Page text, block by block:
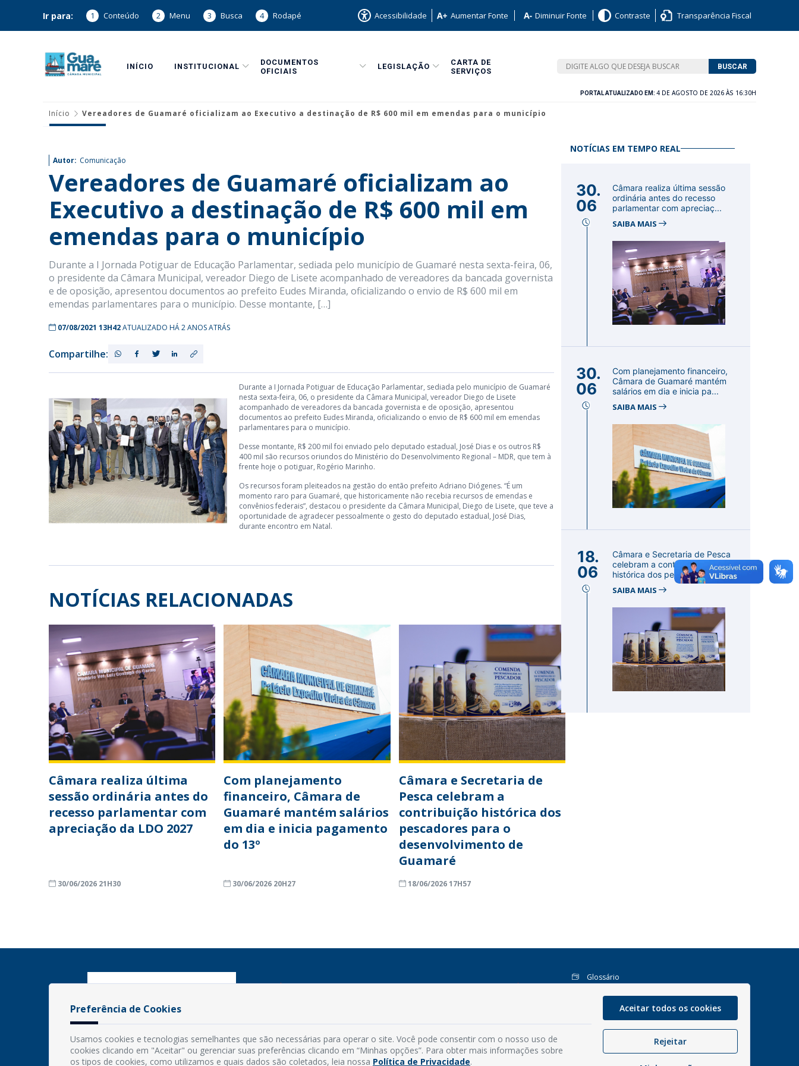
Ir para: 1 Conteúdo 2 Menu 3 Busca 4 Rodapé Acessibilidade Aumentar Fonte Diminuir Fonte Contraste Transparência Fiscal
INÍCIO INSTITUCIONAL
DOCUMENTOS
OFICIAIS
LEGISLAÇÃO
CARTA DE
SERVIÇOS
BUSCAR
PORTAL ATUALIZADO EM: 4 DE AGOSTO DE 2026 ÀS 16:30H
Início Vereadores de Guamaré oficializam ao Executivo a destinação de R$ 600 mil em emendas para o município
Autor: Comunicação
Vereadores de Guamaré oficializam ao
Executivo a destinação de R$ 600 mil em
emendas para o município
Durante a I Jornada Potiguar de Educação Parlamentar, sediada pelo município de Guamaré nesta sexta-feira, 06,
o presidente da Câmara Municipal, vereador Diego de Lisete acompanhado de vereadores da bancada governista
e de oposição, apresentou documentos ao prefeito Eudes Miranda, oficializando o envio de R$ 600 mil em
emendas parlamentares para o município. Desse montante, […]
07/08/2021 13H42ATUALIZADO HÁ 2 ANOS ATRÁS
Compartilhe:
Durante a I Jornada Potiguar de Educação Parlamentar, sediada pelo município de Guamaré
nesta sexta-feira, 06, o presidente da Câmara Municipal, vereador Diego de Lisete
acompanhado de vereadores da bancada governista e de oposição, apresentou
documentos ao prefeito Eudes Miranda, oficializando o envio de R$ 600 mil em emendas
parlamentares para o município.
Desse montante, R$ 200 mil foi enviado pelo deputado estadual, José Dias e os outros R$
400 mil são recursos oriundos do Ministério do Desenvolvimento Regional – MDR, que tem à
frente hoje o potiguar, Rogério Marinho.
Os recursos foram pleiteados na gestão do então prefeito Adriano Diógenes. “É um
momento raro para Guamaré, que historicamente não recebia recursos de emendas e
convênios federais”, destacou o presidente da Câmara Municipal, Diego de Lisete, que teve a
oportunidade de agradecer pessoalmente o gesto do deputado estadual, José Dias,
durante encontro em Natal.
NOTÍCIAS RELACIONADAS
Câmara realiza última
sessão ordinária antes do
recesso parlamentar com
apreciação da LDO 2027
30/06/2026 21H30
Com planejamento
financeiro, Câmara de
Guamaré mantém salários
em dia e inicia pagamento
do 13º
30/06/2026 20H27
Câmara e Secretaria de
Pesca celebram a
contribuição histórica dos
pescadores para o
desenvolvimento de
Guamaré
18/06/2026 17H57
NOTÍCIAS EM TEMPO REAL
30.
06
Câmara realiza última sessão
ordinária antes do recesso
parlamentar com apreciaç...
SAIBA MAIS
30.
06
Com planejamento financeiro,
Câmara de Guamaré mantém
salários em dia e inicia pa...
SAIBA MAIS
18.
06
Câmara e Secretaria de Pesca
celebram a contribuição
histórica dos pescadores par...
SAIBA MAIS
Contato: (84) 3525-2032
E-mail: diretoria@guamare.rn.leg.br
Glossário
Perguntas Frequentes
Manual de Navegação
Política de Privacidade
Preferência de Cookies
Usamos cookies e tecnologias semelhantes que são necessárias para operar o site. Você pode consentir com o nosso uso de
cookies clicando em "Aceitar" ou gerenciar suas preferências clicando em “Minhas opções”. Para obter mais informações sobre
os tipos de cookies, como utilizamos e quais dados são coletados, leia nossa Política de Privacidade.
Aceitar todos os cookies
Rejeitar